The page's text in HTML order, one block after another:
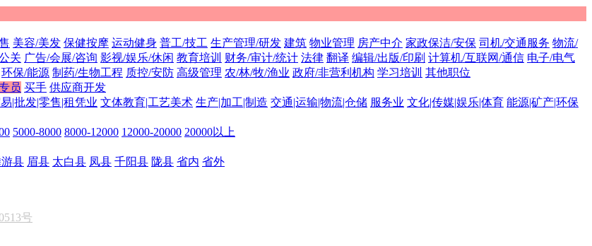
美容/美发 保健按摩 运动健身 普工/技工 生产管理/研发 建筑 物业管理 房产中介 家政保洁/安保 司机/交通服务 物流/
关 广告/会展/咨询 影视/娱乐/休闲 教育培训 财务/审计/统计 法律 翻译 编辑/出版/印刷 计算机/互联网/通信 电子/电气
环保/能源 制药/生物工程 质控/安防 高级管理 农/林/牧/渔业 政府/非营利机构 学习培训 其他职位
员 买手 供应商开发
|批发|零售|租凭业 文体教育|工艺美术 生产|加工|制造 交通|运输|物流|仓储 服务业 文化|传媒|娱乐|体育 能源|矿产|环保
5000-8000 8000-12000 12000-20000 20000以上
游县 眉县 太白县 凤县 千阳县 陇县 省内 省外
号